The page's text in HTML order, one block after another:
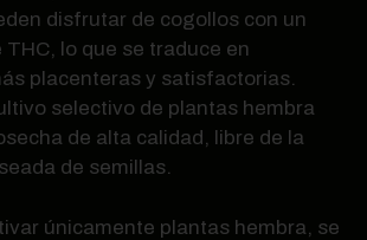
disfrutar de cogollos con un
lo que se traduce en
placenteras y satisfactorias.
selectivo de plantas hembra
de alta calidad, libre de la
de semillas.
únicamente plantas hembra, se